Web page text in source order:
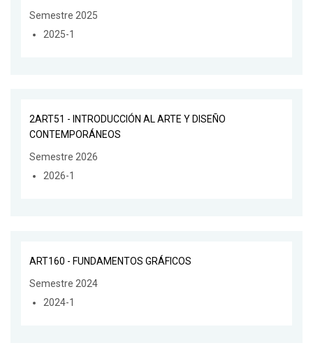
Semestre 2025
2025-1
2ART51 - INTRODUCCIÓN AL ARTE Y DISEÑO
CONTEMPORÁNEOS
Semestre 2026
2026-1
ART160 - FUNDAMENTOS GRÁFICOS
Semestre 2024
2024-1